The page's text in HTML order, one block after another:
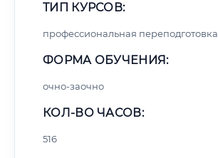
ТИП КУРСОВ:
профессиональная переподготовка
ФОРМА ОБУЧЕНИЯ:
очно-заочно
КОЛ-ВО ЧАСОВ:
516